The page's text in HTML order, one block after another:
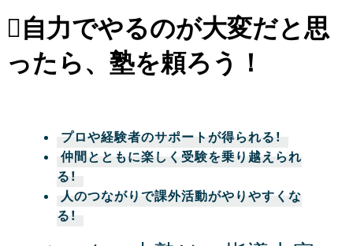
自力でやるのが大変だと思
ったら、塾を頼ろう！
プロや経験者のサポートが得られる！
仲間とともに楽しく受験を乗り越えられ
る！
人のつながりで課外活動がやりやすくな
る！